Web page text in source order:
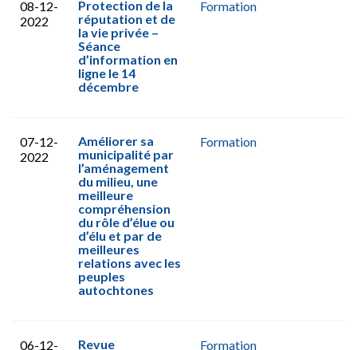
08-12-
2022
Protection de la
réputation et de
la vie privée –
Séance
d’information en
ligne le 14
décembre
Formation
07-12-
2022
Améliorer sa
municipalité par
l’aménagement
du milieu, une
meilleure
compréhension
du rôle d’élue ou
d’élu et par de
meilleures
relations avec les
peuples
autochtones
Formation
06-12-
Revue
Formation